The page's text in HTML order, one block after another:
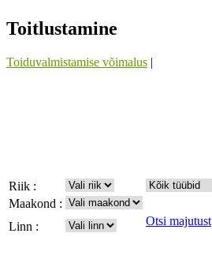
Toitlustamine
Toiduvalmistamise võimalus |
Riik :
Maakond :
Linn :
Otsi majutust